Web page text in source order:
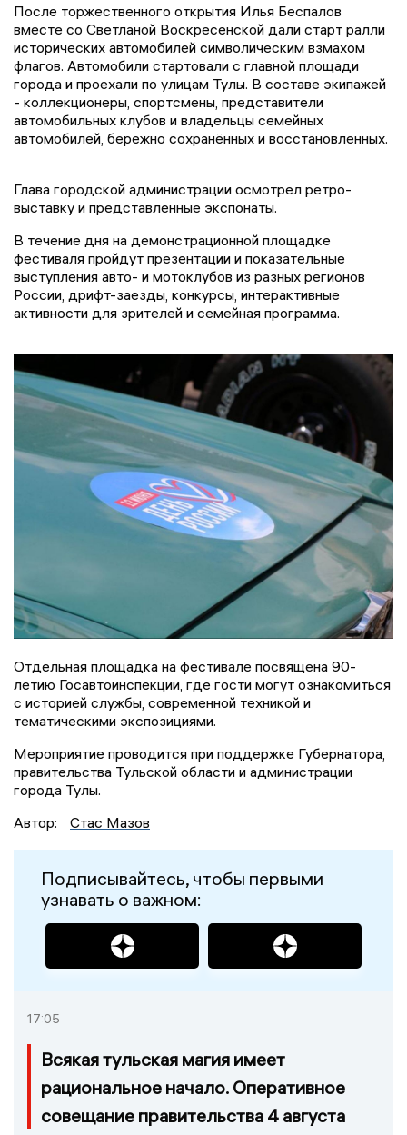
После торжественного открытия Илья Беспалов
вместе со Светланой Воскресенской дали старт ралли
исторических автомобилей символическим взмахом
флагов. Автомобили стартовали с главной площади
города и проехали по улицам Тулы. В составе экипажей
- коллекционеры, спортсмены, представители
автомобильных клубов и владельцы семейных
автомобилей, бережно сохранённых и восстановленных.
Глава городской администрации осмотрел ретро-
выставку и представленные экспонаты.
В течение дня на демонстрационной площадке
фестиваля пройдут презентации и показательные
выступления авто- и мотоклубов из разных регионов
России, дрифт-заезды, конкурсы, интерактивные
активности для зрителей и семейная программа.
Отдельная площадка на фестивале посвящена 90-
летию Госавтоинспекции, где гости могут ознакомиться
с историей службы, современной техникой и
тематическими экспозициями.
Мероприятие проводится при поддержке Губернатора,
правительства Тульской области и администрации
города Тулы.
Автор:
Стас Мазов
Подписывайтесь, чтобы первыми
узнавать о важном:
17:05
Всякая тульская магия имеет
рациональное начало. Оперативное
совещание правительства 4 августа